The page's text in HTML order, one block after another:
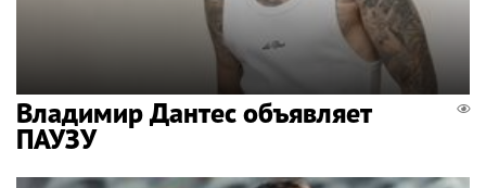
Владимир Дантес объявляет
ПАУЗУ